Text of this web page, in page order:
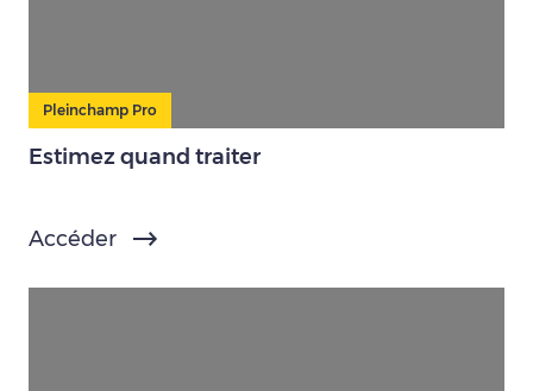
Pleinchamp Pro
Estimez quand traiter
Accéder